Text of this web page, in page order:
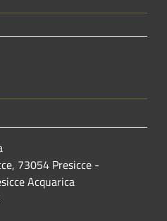
73054 Presicce -
Acquarica